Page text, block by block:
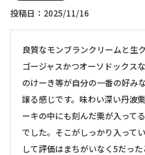
投稿日 2025/11/16
良質なモンブランクリームと生
ゴージャスかつオーソドックス
のけーき等が自分の一番の好み
譲る感じです。味わい深い丹波
ーキの中にも刻んだ栗が入って
でした。そこがしっかり入って
して評価はまちがいなく5だった